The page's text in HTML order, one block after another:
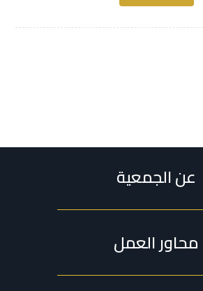
عن الجمعية
محاور العمل